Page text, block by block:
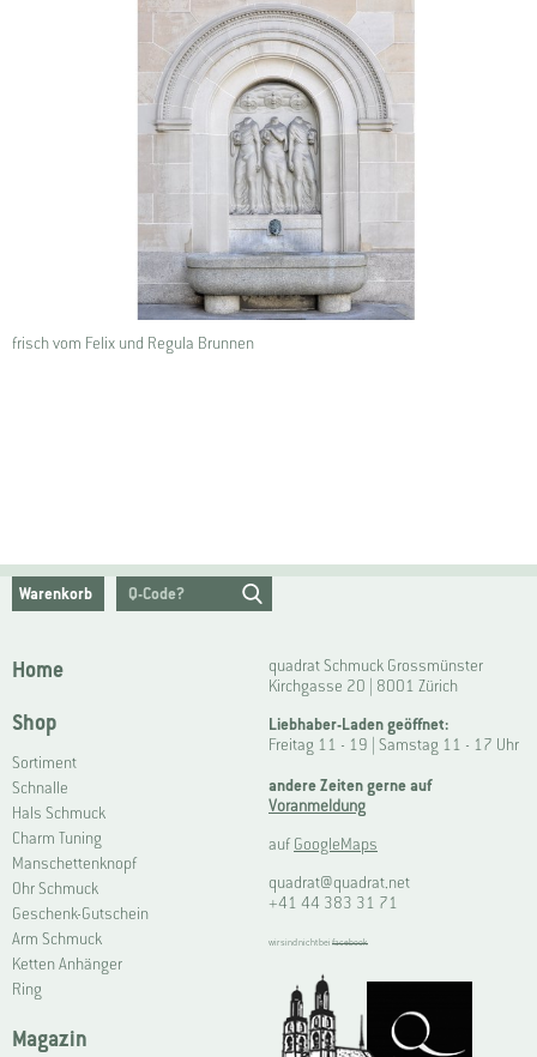
frisch vom Felix und Regula Brunnen
Warenkorb
Home
Shop
Sortiment
Schnalle
Hals Schmuck
Charm Tuning
Manschettenknopf
Ohr Schmuck
Geschenk-Gutschein
Arm Schmuck
Ketten Anhänger
Ring
Magazin
quadrat Schmuck Grossmünster
Kirchgasse 20 | 8001 Zürich
Liebhaber-Laden geöffnet:
Freitag 11 - 19 | Samstag 11 - 17 Uhr
andere Zeiten gerne auf
Voranmeldung
auf GoogleMaps
quadrat@quadrat.net
+41 44 383 31 71
wir sind nicht bei facebook